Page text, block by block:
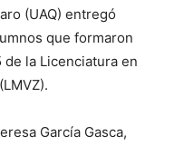
(UAQ) entregó
que formaron
la Licenciatura en
García Gasca,